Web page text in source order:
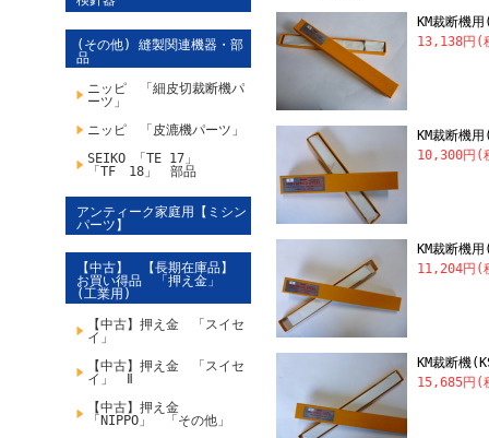
(その他) 縫製関連機器・部
品
ニッピ 「細皮切裁断機パ
ーツ」
ニッピ 「皮漉機パーツ」
SEIKO 「TE 17」
「TF 18」 部品
アンティーク家庭用【ミシン
パーツ】
【中古】 【長期在庫品】
お買い得品 「押え金」
(工業用)
【中古】押え金 「スイセ
イ」
【中古】押え金 「スイセ
イ」 Ⅱ
【中古】押え金
「NIPPO」 「その他」
KM裁断機
13,138円(
KM裁断機
10,300円(
KM裁断機
11,204円(
KM裁断機
15,685円(